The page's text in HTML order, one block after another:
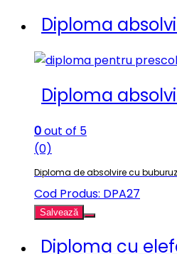
Diploma
Diploma
0out of 5
(0)
Diploma de absolvire cu
Cod Produs: DPA27
Salvează
Diploma cu